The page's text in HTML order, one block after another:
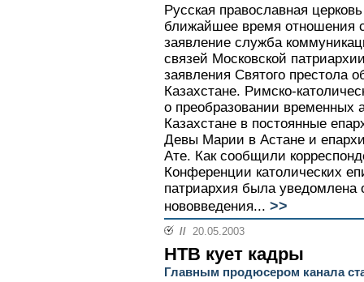
Русская православная
ближайшее время отношения
заявление служба
связей Московской
заявления Святого престола
Казахстане. Римско-
о преобразовании временных
Казахстане в постоянные
Девы Марии в Астане и
Ате. Как сообщили
Конференции католических
патриархия была уведомлена
нововведения... >>
// 20.05.2003
НТВ кует кадры
Главным продюсером канала